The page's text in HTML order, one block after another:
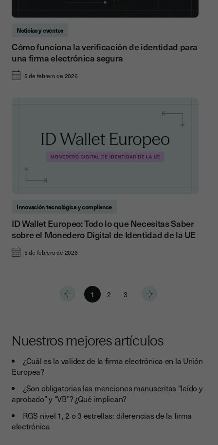
Noticias y eventos
Cómo funciona la verificación de identidad para
una firma electrónica segura
5 de febrero de 2026
Innovación tecnológica y compliance
ID Wallet Europeo: Todo lo que Necesitas Saber
sobre el Monedero Digital de Identidad de la UE
5 de febrero de 2026
1 2 3
Nuestros mejores artículos
¿Cuál es la validez de la firma electrónica en la Unión
Europea?
¿Son obligatorias las menciones manuscritas “leído y
aprobado” y “VB”? ¿Qué implican?
RGS nivel 1, 2 o 3 estrellas: diferencias de la firma
electrónica